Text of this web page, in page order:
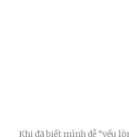
Khi đã biết mình dễ “yếu